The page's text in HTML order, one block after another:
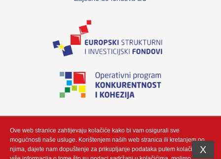
„Izradu internetske stranice sufinancirala je Europska unija iz Europskog fonda
Neutrino Tau d.o.o“
Ove web stranice zahtijevaju kolačiće kako bi vam osigurali sve
mogućnosti naše usluge. Korištenjem naših web stranica ili kretanjem po
njima, dajete nam dopuštenje za prikupljanje podataka putem kolačić. Za
X